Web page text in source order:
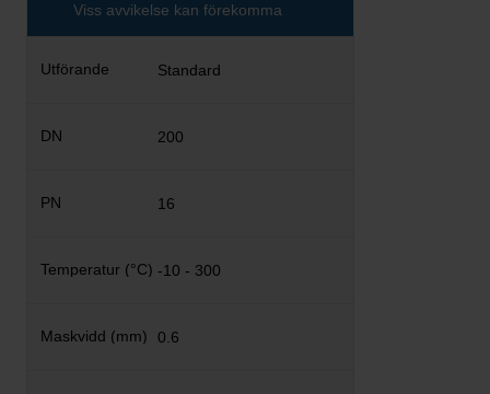
Viss avvikelse kan förekomma
Standard
200
16
-10 - 300
0.6